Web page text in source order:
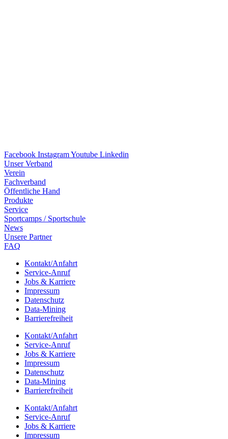
Facebook InstagramYoutube Linkedin
Unser Verband
Verein
Fach­ver­band
Öffent­li­che Hand
Produkte
Service
Sport­camps / Sportschule
News
Unsere Part­ner
FAQ
Kontakt/​​Anfahrt
Service-Anruf
Jobs & Karriere
Impres­sum
Daten­schutz
Data-Mining
Barrie­re­frei­heit
Kontakt/​​Anfahrt
Service-Anruf
Jobs & Karriere
Impres­sum
Daten­schutz
Data-Mining
Barrie­re­frei­heit
Kontakt/​​Anfahrt
Service-Anruf
Jobs & Karriere
Impres­sum